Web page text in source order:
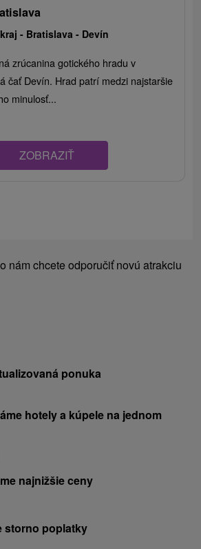
- Bratislava - Devín
zrúcanina gotického hradu v
čať Devín. Hrad patrí medzi najstaršie
minulosť...
ZOBRAZIŤ
nám chcete odporučiť novú atrakciu
ponuka
hotely a kúpele na jednom
najnižšie ceny
storno poplatky